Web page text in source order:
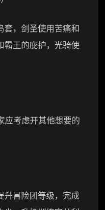
套，剑圣使用苦痛和
霸王的庇护，光骑使
应考虑开其他想要的
升冒险团等级，完成